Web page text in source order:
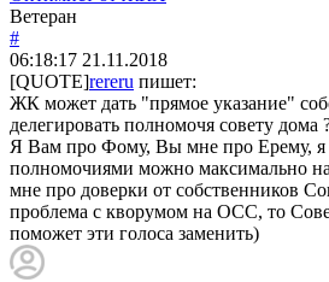
Ветеран
#
06:18:17 21.11.2018
[QUOTE]rereru пишет:
ЖК может дать "прямое указание"
делегировать полномочя совету
Я Вам про Фому, Вы мне про Ерему, я
полномочиями можно максимально
мне про доверки от собственников
проблема с кворумом на ОСС, то
поможет эти голоса заменить)